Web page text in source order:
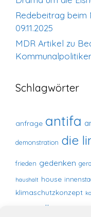
Redebeitrag beim
09.11.2025
MDR Artikel zu
Kommunalpolitiker
Schlagwörter
anfrage antifa
demonstration die
frieden gedenken gera
haushalt house
klimaschutzkonzept
marstall